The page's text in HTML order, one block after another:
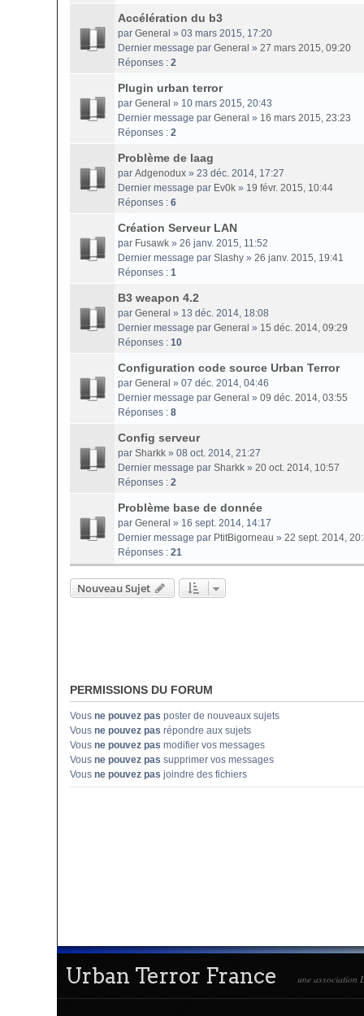
Accélération du b3
par General » 03 mars 2015, 17:20
Dernier message par General » 27 mars 2015, 09:20
Réponses : 2
Plugin urban terror
par General » 10 mars 2015, 20:43
Dernier message par General » 16 mars 2015, 23:23
Réponses : 2
Problème de laag
par Adgenodux » 23 déc. 2014, 17:27
Dernier message par Ev0k » 19 févr. 2015, 10:44
Réponses : 6
Création Serveur LAN
par Fusawk » 26 janv. 2015, 11:52
Dernier message par Slashy » 26 janv. 2015, 19:41
Réponses : 1
B3 weapon 4.2
par General » 13 déc. 2014, 18:08
Dernier message par General » 15 déc. 2014, 09:29
Réponses : 10
Configuration code source Urban Terror
par General » 07 déc. 2014, 04:46
Dernier message par General » 09 déc. 2014, 03:55
Réponses : 8
Config serveur
par Sharkk » 08 oct. 2014, 21:27
Dernier message par Sharkk » 20 oct. 2014, 10:57
Réponses : 2
Problème base de donnée
par General » 16 sept. 2014, 14:17
Dernier message par PtitBigorneau » 22 sept. 2014,
Réponses : 21
Nouveau Sujet
PERMISSIONS DU FORUM
Vous ne pouvez pas poster de nouveaux sujets
Vous ne pouvez pas répondre aux sujets
Vous ne pouvez pas modifier vos messages
Vous ne pouvez pas supprimer vos messages
Vous ne pouvez pas joindre des fichiers
Urban Terror France une association